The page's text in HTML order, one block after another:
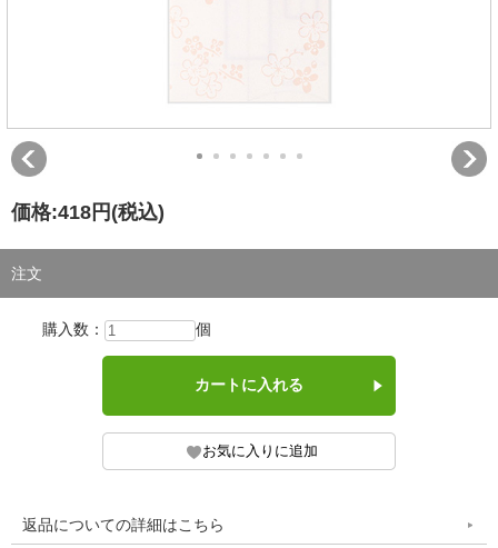
価格:418円 (税込)
注文
購入数： 個
返品についての詳細はこちら